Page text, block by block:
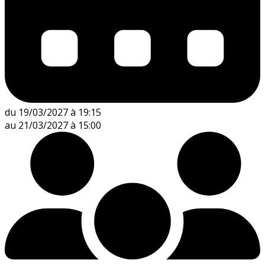
du 19/03/2027 à 19:15
au 21/03/2027 à 15:00